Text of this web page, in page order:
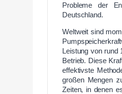
Probleme der
Deutschland.
Weltweit sind
Leistung von rund
Betrieb. Diese
effektivste
großen Mengen
Zeiten, in denen